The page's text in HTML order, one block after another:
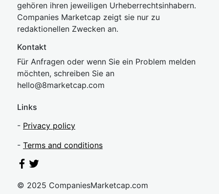
gehören ihren jeweiligen Urheberrechtsinhabern.
Companies Marketcap zeigt sie nur zu
redaktionellen Zwecken an.
Kontakt
Für Anfragen oder wenn Sie ein Problem melden
möchten, schreiben Sie an
hello@8marketcap.com
Links
- Privacy policy
- Terms and conditions
© 2025 CompaniesMarketcap.com